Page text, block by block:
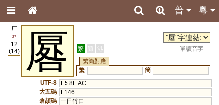
粵
普
厂
27
12
(14)
厬 繁 簡 港
單讀音字
繁簡對應
繁
簡
UTF-8
E5 8E AC
大五碼
E146
倉頡碼 一日竹口